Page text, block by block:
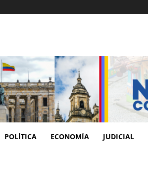
POLÍTICA ECONOMÍA JUDICIAL